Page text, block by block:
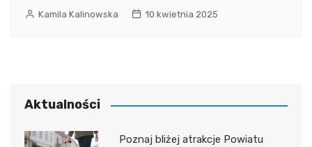
Kamila Kalinowska 10 kwietnia 2025
Aktualności
Poznaj bliżej atrakcje Powiatu